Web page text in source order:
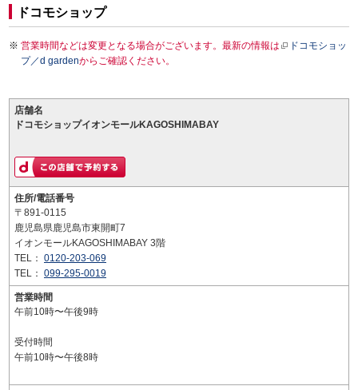
ドコモショップ
営業時間などは変更となる場合がございます。最新の情報は
ドコモショッ
プ／d gardenからご確認ください。
店舗名
ドコモショップイオンモールKAGOSHIMABAY
住所/電話番号
〒891-0115
鹿児島県鹿児島市東開町7
イオンモールKAGOSHIMABAY 3階
TEL： 0120-203-069
TEL： 099-295-0019
営業時間
午前10時〜午後9時
受付時間
午前10時〜午後8時